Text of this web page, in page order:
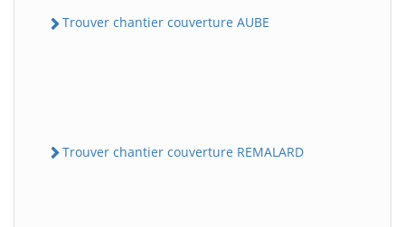
Trouver chantier couverture AUBE
Trouver chantier couverture REMALARD